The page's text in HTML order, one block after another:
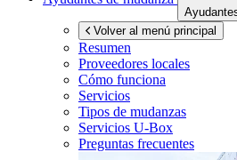
Volver al menú principal
Resumen
Proveedores locales
Cómo funciona
Servicios
Tipos de mudanzas
Servicios U-Box
Preguntas frecuentes